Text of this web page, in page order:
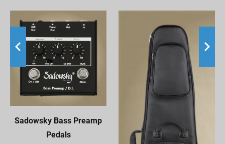
Sadowsky Bass Preamp
Pedals